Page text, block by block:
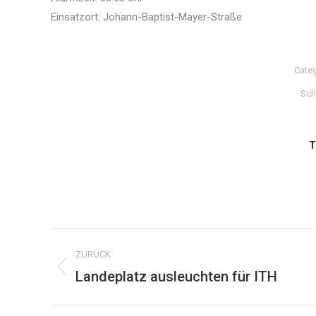
Einsatzort: Johann-Baptist-Mayer-Straße
Kommentarnavigation
ZURÜCK
Vorheriger
Landeplatz ausleuchten für ITH